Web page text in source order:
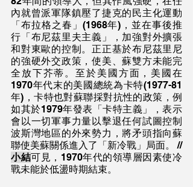
內就曾派軍隊鎮壓了捷克的民主化運動
「布拉格之春」(1968年)，並在事後推
行「布尼茲里夫主義」，加強對外擴張
和對東歐的控制。正正基於布尼茲里尼
的強硬外交政策，使美、蘇雙方未能完
全放下芥蒂。至於美國方面，美國在
1970年代末的美國總統為卡特(1977-81
年)，卡特也對蘇聯採對抗性的政策，例
如其於1979年發表「卡特主義」，表示
會以一切軍事力量以擊退任何試圖控制
波斯灣地區的外來勢力，將矛頭指向蘇
聯使美蘇關係進入了「新冷戰」局面。 //
小結可見，1970年代的領導層因素使冷
戰未能於低盪時期結束。